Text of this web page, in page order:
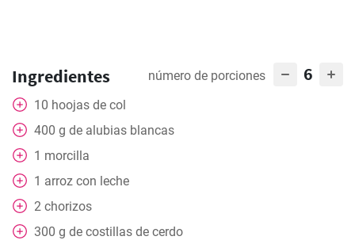
Ingredientes número de porciones 6
10 hoojas de col
400 g de alubias blancas
1 morcilla
1 arroz con leche
2 chorizos
300 g de costillas de cerdo